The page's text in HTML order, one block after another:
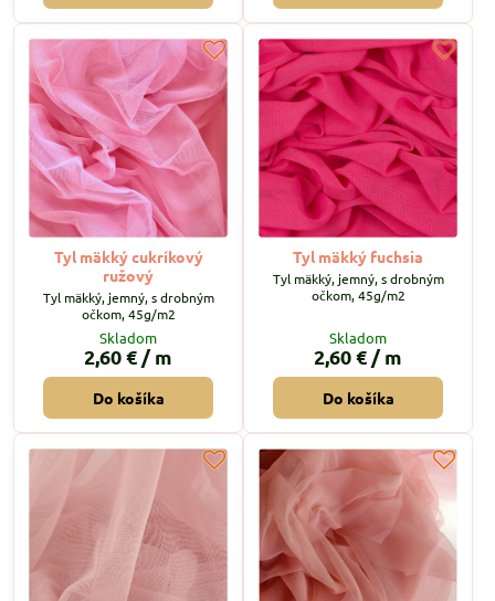
Tyl mäkký cukríkový
ružový
Tyl mäkký, jemný, s drobným
očkom, 45g/m2
Skladom
2,60 € / m
Do košíka
Tyl mäkký fuchsia
Tyl mäkký, jemný, s drobným
očkom, 45g/m2
Skladom
2,60 € / m
Do košíka